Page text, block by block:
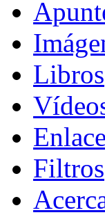
Libros
Filtros